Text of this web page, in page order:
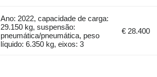
Ano: 2022, capacidade de carga:
29.150 kg, suspensão:
pneumática/pneumática, peso
líquido: 6.350 kg, eixos: 3
€ 28.400